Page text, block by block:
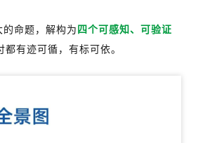
的命题，解构为四个可感知、可验证
有迹可循，有标可依。